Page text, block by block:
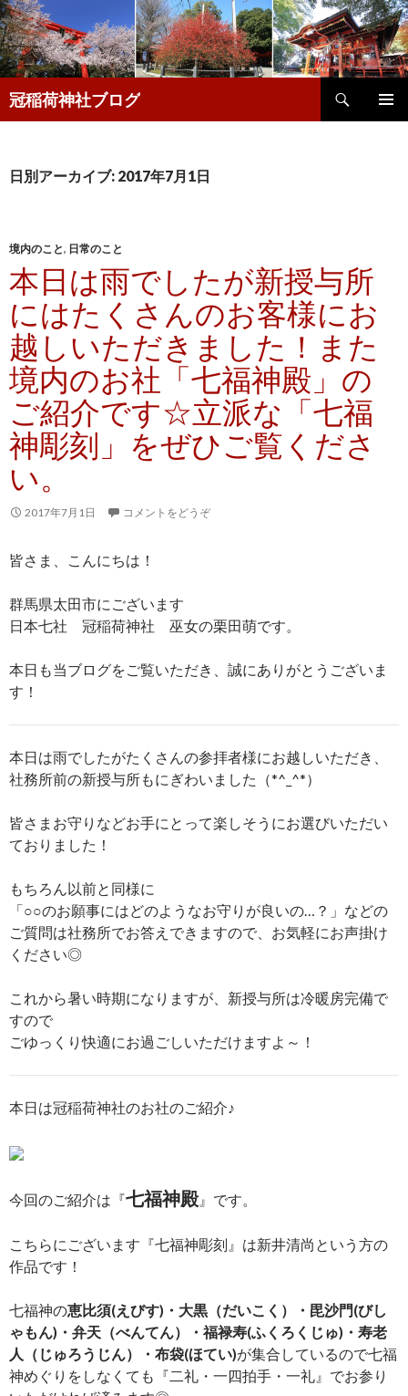
冠稲荷神社ブログ
索
ン
動
日別アーカイブ: 2017年7月1日
境内のこと, 日常のこと
本日は雨でしたが新授与所
にはたくさんのお客様にお
越しいただきました！また
境内のお社「七福神殿」の
ご紹介です☆立派な「七福
神彫刻」をぜひご覧くださ
い。
2017年7月1日 コメントをどうぞ
皆さま、こんにちは！
群馬県太田市にございます
日本七社 冠稲荷神社 巫女の栗田萌です。
本日も当ブログをご覧いただき、誠にありがとうございま
す！
本日は雨でしたがたくさんの参拝者様にお越しいただき、
社務所前の新授与所もにぎわいました（*^_^*）
皆さまお守りなどお手にとって楽しそうにお選びいただい
ておりました！
もちろん以前と同様に
「○○のお願事にはどのようなお守りが良いの…？」などの
ご質問は社務所でお答えできますので、お気軽にお声掛け
ください◎
これから暑い時期になりますが、新授与所は冷暖房完備で
すので
ごゆっくり快適にお過ごしいただけますよ～！
本日は冠稲荷神社のお社のご紹介♪
今回のご紹介は『七福神殿』です。
こちらにございます『七福神彫刻』は新井清尚という方の
作品です！
七福神の恵比須(えびす)・大黒（だいこく）・毘沙門(びし
ゃもん)・弁天（べんてん）・福禄寿(ふくろくじゅ)・寿老
人（じゅろうじん）・布袋(ほてい)が集合しているので七福
神めぐりをしなくても『二礼・一四拍手・一礼』でお参り